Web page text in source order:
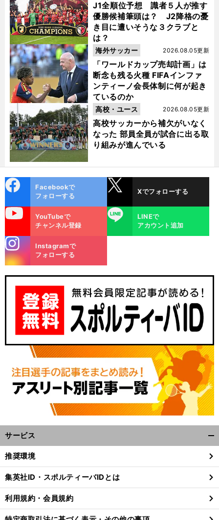
J1全順位予想 識者５人が推す
優勝候補筆頭は？ J2降格の憂
き目に遭いそうな３クラブと
は？
「ワールドカップ売却計画」は
断念も残る火種 FIFAインファ
ンティーノ会長体制に何が起き
ているのか
2026.08.05更新
海外サッカー
高校サッカーから補欠がいなく
なった 部員全員が試合に出る取
り組みが進んでいる
2026.08.05更新
高校・ユース
ok
Facebookで
フォローする
Xでフォローする
YouTubeで
チャンネル登録
LINE
LINEで
アカウント追加
m
Instagramで
フォローする
サービス
閉
る
推奨環境
集英社ID・スポルティーバIDとは
利用規約・会員規約